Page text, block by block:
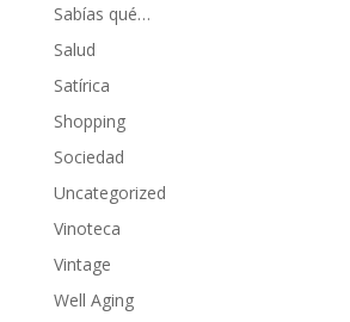
Sabías qué…
Salud
Satírica
Shopping
Sociedad
Uncategorized
Vinoteca
Vintage
Well Aging